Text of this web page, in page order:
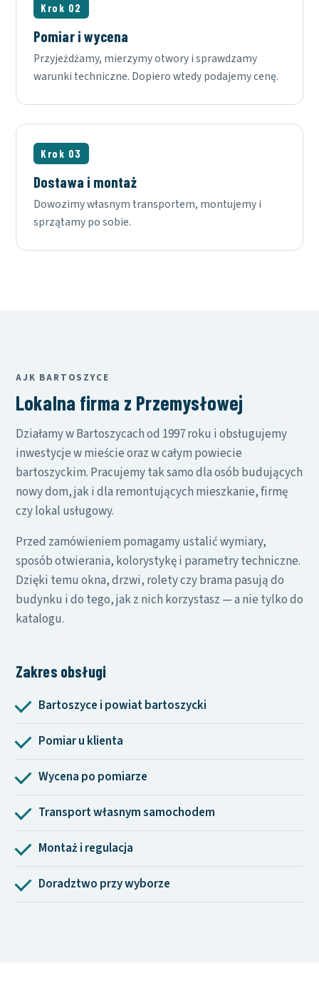
Krok 02
Pomiar i wycena
Przyjeżdżamy, mierzymy otwory i sprawdzamy
warunki techniczne. Dopiero wtedy podajemy cenę.
Krok 03
Dostawa i montaż
Dowozimy własnym transportem, montujemy i
sprzątamy po sobie.
AJK BARTOSZYCE
Lokalna firma z Przemysłowej
Działamy w Bartoszycach od 1997 roku i obsługujemy
inwestycje w mieście oraz w całym powiecie
bartoszyckim. Pracujemy tak samo dla osób budujących
nowy dom, jak i dla remontujących mieszkanie, firmę
czy lokal usługowy.
Przed zamówieniem pomagamy ustalić wymiary,
sposób otwierania, kolorystykę i parametry techniczne.
Dzięki temu okna, drzwi, rolety czy brama pasują do
budynku i do tego, jak z nich korzystasz — a nie tylko do
katalogu.
Zakres obsługi
Bartoszyce i powiat bartoszycki
Pomiar u klienta
Wycena po pomiarze
Transport własnym samochodem
Montaż i regulacja
Doradztwo przy wyborze